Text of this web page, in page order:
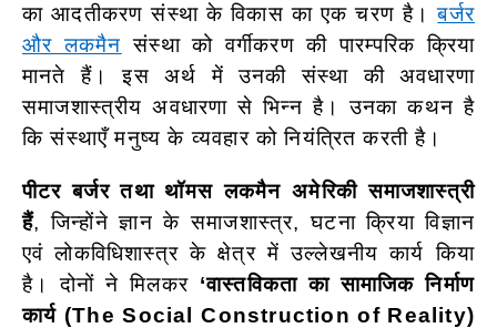
का आदतीकरण संस्था के विकास का एक चरण है।बर्जर
और लकमैन संस्था को वर्गीकरण की पारम्परिक क्रिया
मानते हैं। इस अर्थ में उनकी संस्था की अवधारणा
समाजशास्त्रीय अवधारणा से भिन्न है। उनका कथन है
कि संस्थाएँ मनुष्य के व्यवहार को नियंत्रित करती है।
पीटर बर्जर तथा थॉमस लकमैन अमेरिकी समाजशास्त्री
हैं, जिन्होंने ज्ञान के समाजशास्त्र, घटना क्रिया विज्ञान
एवं लोकविधिशास्त्र के क्षेत्र में उल्लेखनीय कार्य किया
है। दोनों ने मिलकर ‘वास्तविकता का सामाजिक निर्माण
कार्य (The Social Construction of Reality)